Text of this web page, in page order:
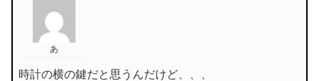
あ
時計の横の鍵だと思うんだけど、、、